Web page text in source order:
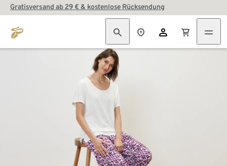
Gratisversand ab 29 € & kostenlose Rücksendung